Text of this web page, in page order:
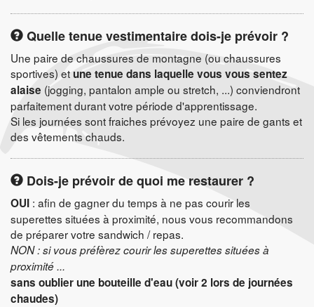
Quelle tenue vestimentaire dois-je prévoir ?
Une paire de chaussures de montagne (ou chaussures
sportives) etune tenue dans laquelle vous vous sentez
alaise (jogging, pantalon ample ou stretch, ...) conviendront
parfaitement durant votre période d'apprentissage.
Si les journées sont fraiches prévoyez une paire de gants et
des vêtements chauds.
Dois-je prévoir de quoi me restaurer ?
OUI : afin de gagner du temps à ne pas courir les
superettes situées à proximité, nous vous recommandons
de préparer votre sandwich / repas.
NON : si vous préfèrez courir les superettes situées à
proximité ...
sans oublier une bouteille d'eau (voir 2 lors de journées
chaudes)